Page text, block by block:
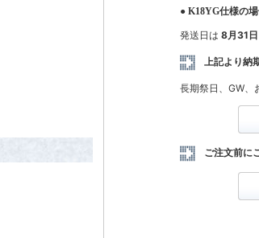
● K18YG仕様の
発送日は 8月31
上記より納
長期祭日、GW、
ご注文前に